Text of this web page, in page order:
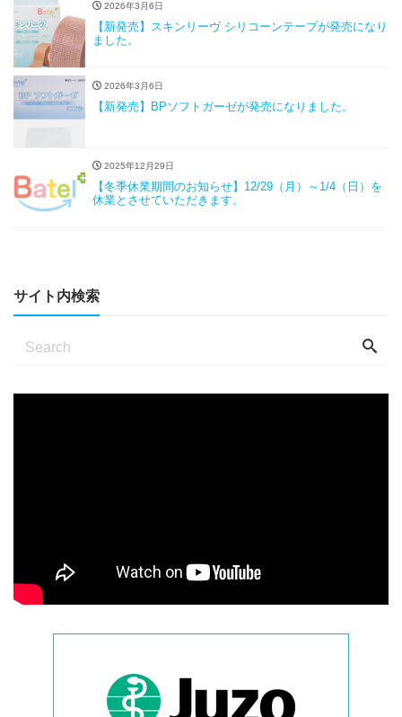
2026年3月6日
【新発売】スキンリーヴ シリコーンテープが発売になり
ました。
2026年3月6日
【新発売】BPソフトガーゼが発売になりました。
2025年12月29日
【冬季休業期間のお知らせ】12/29（月）～1/4（日）を
休業とさせていただきます。
サイト内検索